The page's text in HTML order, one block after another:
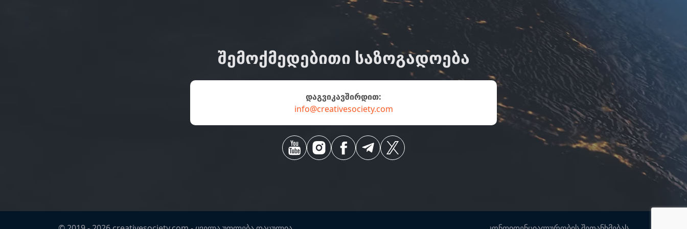
ᲨᲔᲛᲝᲥᲛᲔᲓᲔᲑᲘᲗᲘ ᲡᲐᲖᲝᲒᲐᲓᲝᲔᲑᲐ
დაგვიკავშირდით:
info@creativesociety.com